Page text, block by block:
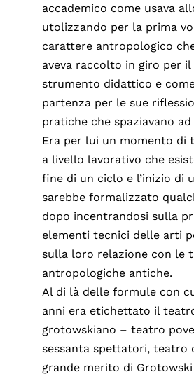
accademico come usava
utolizzando per la prima
carattere antropologico
aveva raccolto in giro per
strumento didattico e
partenza per le sue
pratiche che spaziavano
Era per lui un momento di
a livello lavorativo che
fine di un ciclo e l’inizio di
sarebbe formalizzato
dopo incentrandosi sulla
elementi tecnici delle arti
sulla loro relazione con le
antropologiche antiche.
Al di là delle formule con
anni era etichettato il
grotowskiano – teatro
sessanta spettatori, teatro
grande merito di